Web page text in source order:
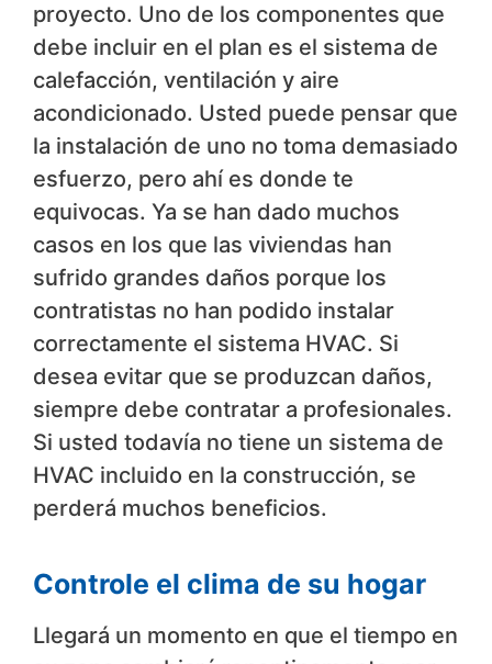
proyecto. Uno de los componentes que
debe incluir en el plan es el sistema de
calefacción, ventilación y aire
acondicionado. Usted puede pensar que
la instalación de uno no toma demasiado
esfuerzo, pero ahí es donde te
equivocas. Ya se han dado muchos
casos en los que las viviendas han
sufrido grandes daños porque los
contratistas no han podido instalar
correctamente el sistema HVAC. Si
desea evitar que se produzcan daños,
siempre debe contratar a profesionales.
Si usted todavía no tiene un sistema de
HVAC incluido en la construcción, se
perderá muchos beneficios.
Controle el clima de su hogar
Llegará un momento en que el tiempo en